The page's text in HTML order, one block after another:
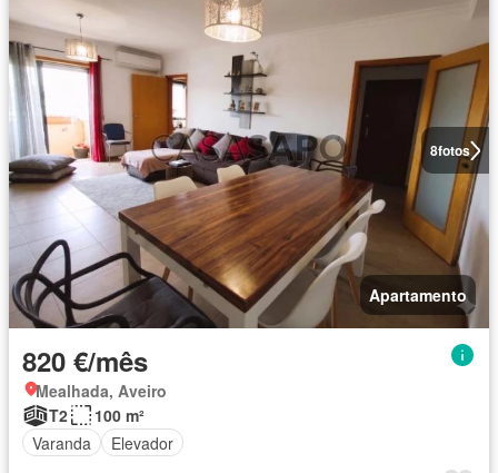
8fotos
Apartamento
820 €/mês
Mealhada, Aveiro
T2
100 m²
Varanda
Elevador